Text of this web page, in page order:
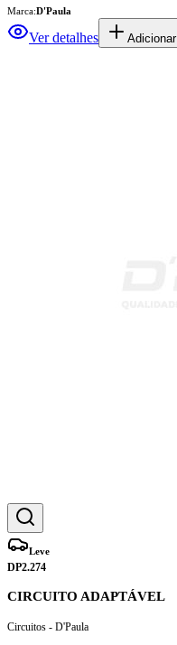
Marca:D'Paula
Ver detalhes Adicionar
Leve
DP2.274
CIRCUITO ADAPTÁVEL
Circuitos - D'Paula